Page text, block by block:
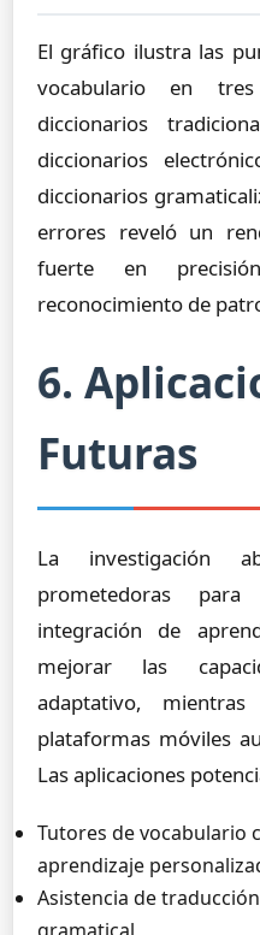
El gráfico ilustra las
vocabulario en
diccionarios
diccionarios
diccionarios
errores reveló un
fuerte en
reconocimiento de
6.
Futuras
La investigación
prometedoras
integración de
mejorar las
adaptativo,
plataformas móviles
Las aplicaciones
Tutores de vocabulario
aprendizaje
Asistencia de